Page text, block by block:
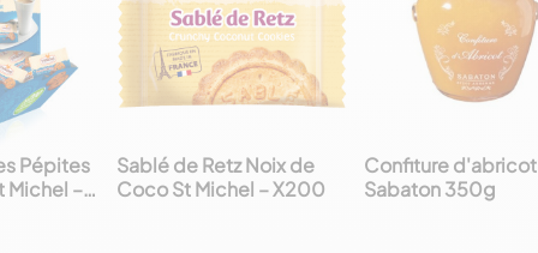
Pépites
Michel –
Sablé de Retz Noix de
Coco St Michel – X200
Confiture d'abricot
Sabaton 350g